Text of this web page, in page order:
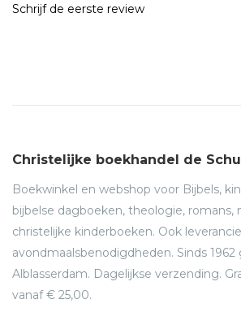
Schrijf de eerste review
Christelijke boekhandel de
Boekwinkel en webshop voor Bijbels,
bijbelse dagboeken, theologie, romans,
christelijke kinderboeken. Ook
avondmaalsbenodigdheden. Sinds
Alblasserdam. Dagelijkse verzending.
vanaf € 25,00.